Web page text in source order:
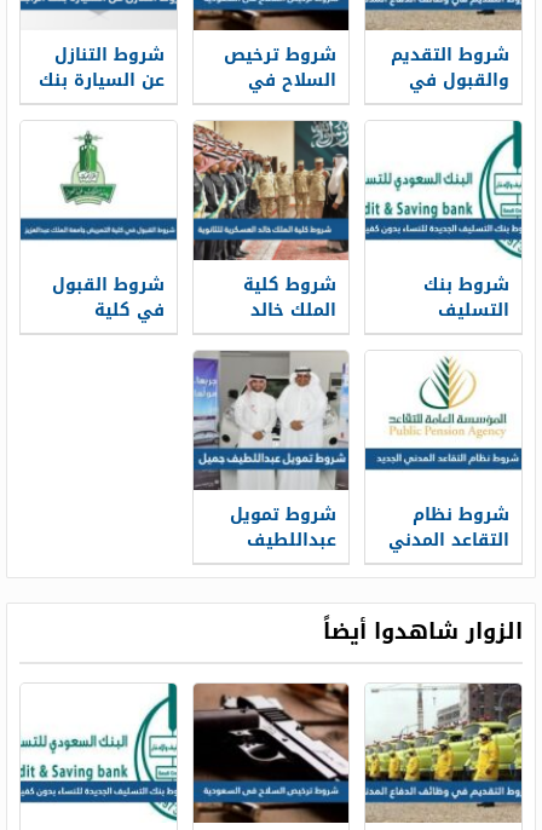
شروط التقديم
والقبول في
وظائف الدفاع
المدني 1448
شروط ترخيص
السلاح في
السعودية 1448
شروط التنازل
عن السيارة بنك
الراجحي 1448
شروط بنك
التسليف
الجديدة 1448
للنساء بدون
كفيل
شروط كلية
الملك خالد
العسكرية
للثانوية 1448
شروط القبول
في كلية
التمريض جامعة
شروط نظام
التقاعد المدني
الجديد 1448
شروط تمويل
عبداللطيف
جميل 1448
الزوار شاهدوا أيضاً